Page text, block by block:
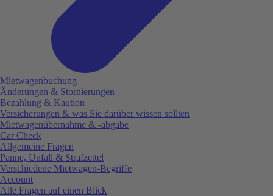
Mietwagenbuchung
Änderungen & Stornierungen
Bezahlung & Kaution
Versicherungen & was Sie darüber wissen sollten
Mietwagenübernahme & -abgabe
Car Check
Allgemeine Fragen
Panne, Unfall & Strafzettel
Verschiedene Mietwagen-Begriffe
Account
Alle Fragen auf einen Blick